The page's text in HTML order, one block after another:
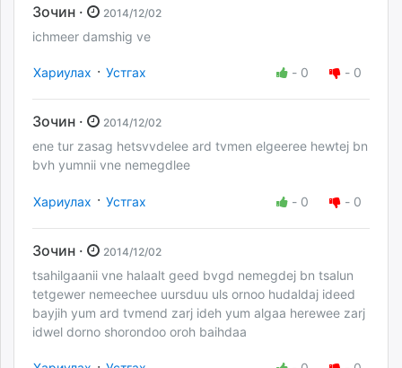
Зочин · 2014/12/02
ichmeer damshig ve
Хариулах · Устгах - 0 - 0
Зочин · 2014/12/02
ene tur zasag hetsvvdelee ard tvmen elgeeree hewtej bn
bvh yumnii vne nemegdlee
Хариулах · Устгах - 0 - 0
Зочин · 2014/12/02
tsahilgaanii vne halaalt geed bvgd nemegdej bn tsalun
tetgewer nemeechee uursduu uls ornoo hudaldaj ideed
bayjih yum ard tvmend zarj ideh yum algaa herewee zarj
idwel dorno shorondoo oroh baihdaa